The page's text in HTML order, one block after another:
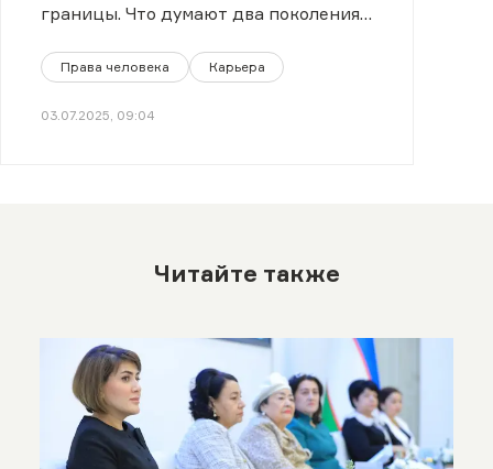
границы. Что думают два поколения
Права человека Карьера
03.07.2025, 09:04
Читайте также